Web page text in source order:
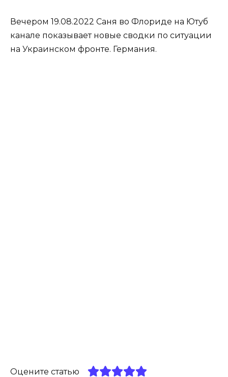
Вечером 19.08.2022 Саня во Флориде на Ютуб
канале показывает новые сводки по ситуации
на Украинском фронте. Германия.
Оцените статью